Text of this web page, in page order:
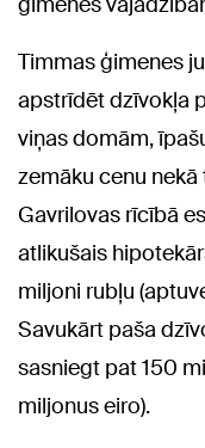
Timmas ģimenes
apstrīdēt dzīvokļa
viņas domām,
zemāku cenu
Gavrilovas rīcībā
atlikušais
miljoni rubļu
Savukārt paša
sasniegt pat 150
miljonus eiro).